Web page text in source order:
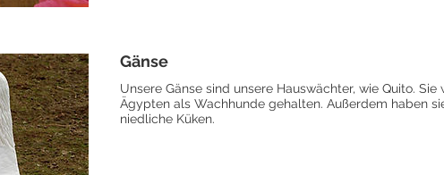
Gänse
Unsere Gänse sind unsere Hauswächter, wie Quito. Sie
Ägypten als Wachhunde gehalten. Außerdem haben
niedliche Küken.